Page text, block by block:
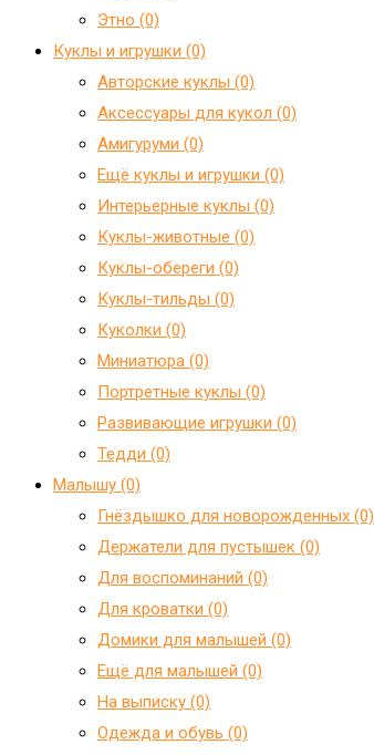
Этно (0)
Куклы и игрушки (0)
Авторские куклы (0)
Аксессуары для кукол (0)
Амигуруми (0)
Ещё куклы и игрушки (0)
Интерьерные куклы (0)
Куклы-животные (0)
Куклы-обереги (0)
Куклы-тильды (0)
Куколки (0)
Миниатюра (0)
Портретные куклы (0)
Развивающие игрушки (0)
Тедди (0)
Малышу (0)
Гнёздышко для новорожденных (0)
Держатели для пустышек (0)
Для воспоминаний (0)
Для кроватки (0)
Домики для малышей (0)
Ещё для малышей (0)
На выписку (0)
Одежда и обувь (0)